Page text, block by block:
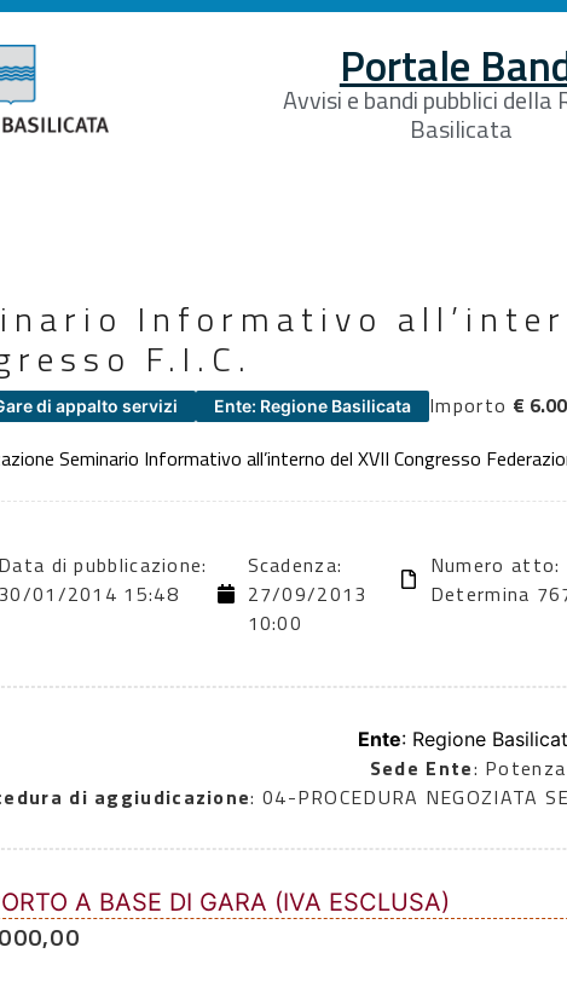
Portale
Avvisi e bandi pubblici della
Basilicata
Informativo
F.I.C.
di appalto servizi Ente: Regione Basilicata Importo €
Seminario Informativo all’interno del XVII Congresso
Data di pubblicazione:
30/01/2014 15:48
Scadenza:
27/09/2013
10:00
Numero atto:
Determina
Ente: Regione
Sede Ente: Potenza
di aggiudicazione: 04-PROCEDURA NEGOZIATA
A BASE DI GARA (IVA ESCLUSA)